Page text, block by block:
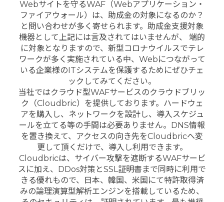
Webサイトを守るWAF（Webアプリケーション・
ファイアウォール）は、助成金の対象になるのか？
と問い合わせが多く寄せられます。助成金支援対象
機器として上記には言及されてはいませんが、 端的
に対象となりますので、新型コロナウイルスでテレ
ワークが多く実施されている中、Webにつながって
いる企業様のITシステムを保護するためにぜひチェ
ックしてみてください。
当社ではクラウド型WAFサービスのクラウドブリッ
ク（Cloudbric）を提供しております。ハードウェ
アを購入し、ネットワークを設計し、導入スケジュ
ールを立てる等の手間は必要ありません。DNS情報
を置き換えて、アクセスの向き先をCloudbricへ変
更して頂くだけで、導入し利用できます。
Cloudbricは、サイバー攻撃を遮断するWAFサービ
スに加え、DDos対策とSSL証明書まで同時に利用で
きる優れもので、日本、韓国、米国にて特許取得済
みの論理演算型解析エンジンを搭載しているため、